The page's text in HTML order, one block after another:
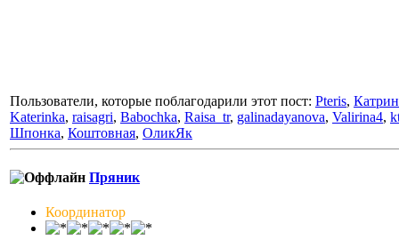
Пользователи, которые поблагодарили этот пост: Pteris, Катрин
Katerinka, raisagri, Babochka, Raisa_tr, galinadayanova, Valirina4,
Шпонка, Коштовная, ОликЯк
Пряник
Координатор